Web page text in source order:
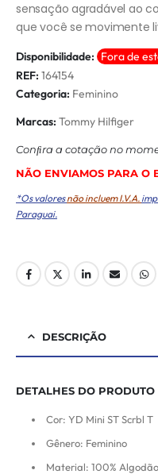
sensação agradável ao
que você se movimente
Disponibilidade: Fora de
REF: 164154
Categoria: Feminino
Marcas: Tommy Hilfiger
Conﬁra a cotação no
NÃO ENVIAMOS PARA O
*Os valoresnão incluem I.V.A.
Paraguai.
DESCRIÇÃO
DETALHES DO PRODUTO
Cor: YD Mini ST Scrbl T
Gênero: Feminino
Material: 100% Algodão